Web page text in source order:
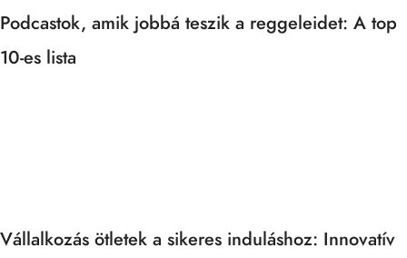
Podcastok, amik jobbá teszik a reggeleidet: A top
10-es lista
Vállalkozás ötletek a sikeres induláshoz: Innovatív